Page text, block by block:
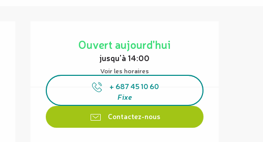
Ouvert aujourd'hui
jusqu'à 14:00
Voir les horaires
+ 687 45 10 60
Fixe
Contactez-nous